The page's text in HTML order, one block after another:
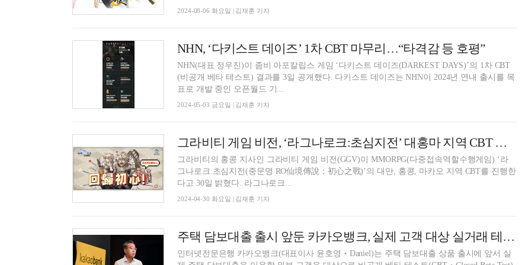
2024-08-06 화요일 | 김재훈 기자
NHN, ‘다키스트 데이즈’ 1차 CBT 마무리…“타격감 등 호평”
NHN(대표 정우진)이 좀비 아포칼립스 게임 ‘다키스트 데이즈(DARKEST DAYS)’의 1차 CBT
(비공개 베타 테스트) 결과를 3일 공개했다. 다키스트 데이즈는 NHN이 2024년 연내 출시를 목
표로 개발 중인 오픈월드 기...
2024-05-03 금요일 | 김재훈 기자
그라비티 게임 비전, ‘라그나로크:초심지전’ 대홍마 지역 CBT 실시
그라비티의 홍콩 지사인 그라비티 게임 비전(GGV)이 MMORPG(다중접속역할수행게임) ‘라
그나로크:초심지전(중문명 RO仙境傳說：初心之戰)’의 대만, 홍콩, 마카오 지역 CBT를 진행한
다고 30일 밝혔다. 라그나로크...
2024-04-30 화요일 | 김재훈 기자
주택 담보대출 출시 앞둔 카카오뱅크, 실제 고객 대상 실거래 테스트 나서
인터넷전문은행 카카오뱅크(대표이사 윤호영‧Daniel)는 주택 담보대출 상품 출시에 앞서 실